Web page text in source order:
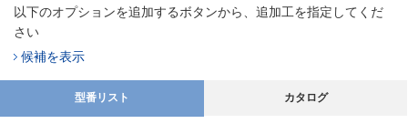
以下のオプションを追加するボタンから、追加工を指定してくだ
さい
候補を表示
型番リスト カタログ